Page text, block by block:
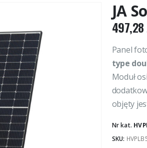
JA
497,28
Panel
type
Moduł
objęty
Nr kat.
SKU: